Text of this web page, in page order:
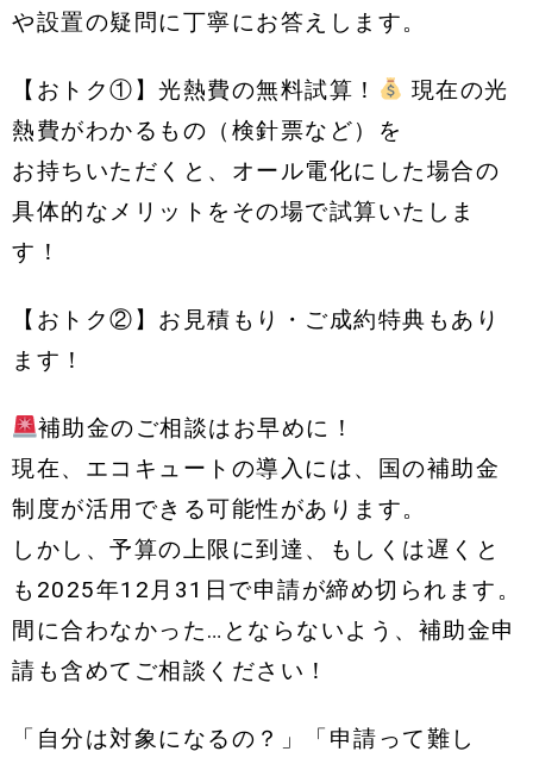
や設置の疑問に丁寧にお答えします。
【おトク①】光熱費の無料試算！
現在の光
熱費がわかるもの（検針票など）を
お持ちいただくと、オール電化にした場合の
具体的なメリットをその場で試算いたしま
す！
【おトク②】お見積もり・ご成約特典もあり
ます！
補助金のご相談はお早めに！
現在、エコキュートの導入には、国の補助金
制度が活用できる可能性があります。
しかし、予算の上限に到達、もしくは遅くと
も2025年12月31日で申請が締め切られます。
間に合わなかった…とならないよう、補助金申
請も含めてご相談ください！
「自分は対象になるの？」「申請って難し